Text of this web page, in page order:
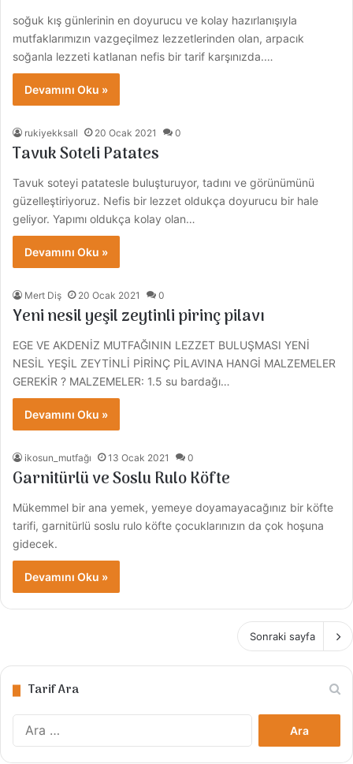
soğuk kış günlerinin en doyurucu ve kolay hazırlanışıyla
mutfaklarımızın vazgeçilmez lezzetlerinden olan, arpacık
soğanla lezzeti katlanan nefis bir tarif karşınızda.…
Devamını Oku »
rukiyekksall 20 Ocak 2021 0
Tavuk Soteli Patates
Tavuk soteyi patatesle buluşturuyor, tadını ve görünümünü
güzelleştiriyoruz. Nefis bir lezzet oldukça doyurucu bir hale
geliyor. Yapımı oldukça kolay olan…
Devamını Oku »
Mert Diş 20 Ocak 2021 0
Yeni nesil yeşil zeytinli pirinç pilavı
EGE VE AKDENİZ MUTFAĞININ LEZZET BULUŞMASI YENİ
NESİL YEŞİL ZEYTİNLİ PİRİNÇ PİLAVINA HANGİ MALZEMELER
GEREKİR ? MALZEMELER: 1.5 su bardağı…
Devamını Oku »
ikosun_mutfağı 13 Ocak 2021 0
Garnitürlü ve Soslu Rulo Köfte
Mükemmel bir ana yemek, yemeye doyamayacağınız bir köfte
tarifi, garnitürlü soslu rulo köfte çocuklarınızın da çok hoşuna
gidecek.
Devamını Oku »
Sonraki sayfa
Tarif Ara